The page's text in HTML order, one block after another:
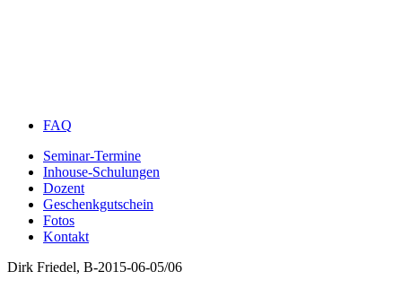
FAQ
Seminar-Termine
Inhouse-Schulungen
Dozent
Geschenkgutschein
Fotos
Kontakt
Dirk Friedel, B-2015-06-05/06